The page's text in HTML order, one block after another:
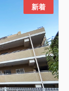
新着